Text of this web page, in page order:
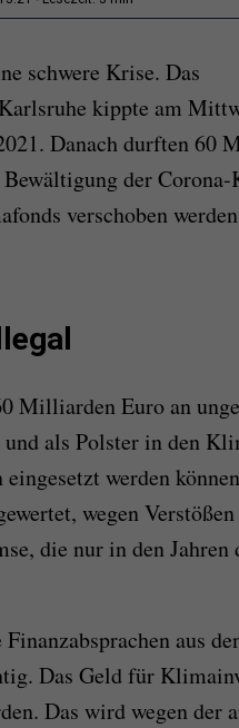
schwere Krise. Das
kippte am
Danach durften 60
der
verschoben
Milliarden Euro an
als Polster in den
werden
wegen
die nur in den Jahren
aus
Das Geld für
Das wird wegen der